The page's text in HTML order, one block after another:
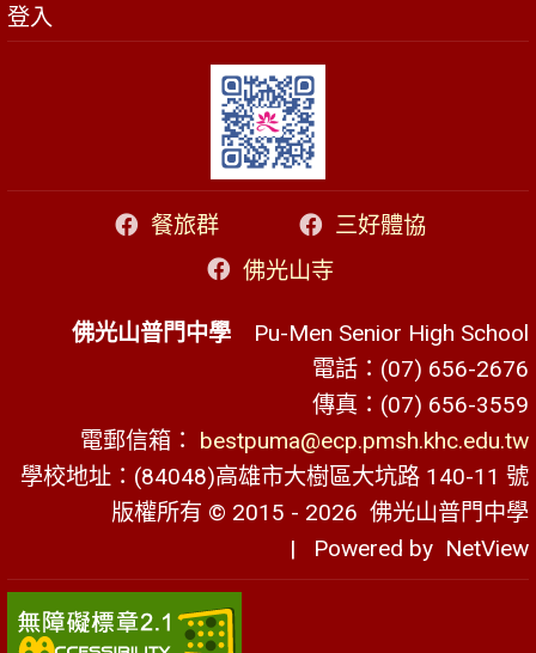
登入
餐旅群
三好體協
佛光山寺
佛光山普門中學 Pu-Men Senior High School
電話：(07) 656-2676
傳真：(07) 656-3559
電郵信箱： bestpuma@ecp.pmsh.khc.edu.tw
學校地址：(84048)高雄市大樹區大坑路 140-11 號
版權所有 © 2015 - 2026 佛光山普門中學
| Powered by NetView